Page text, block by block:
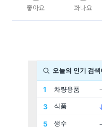
좋아요 화나요